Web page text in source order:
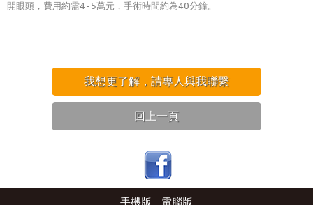
開眼頭，費用約需4-5萬元，手術時間約為40分鐘。
我想更了解，請專人與我聯繫
回上一頁
手機版 電腦版